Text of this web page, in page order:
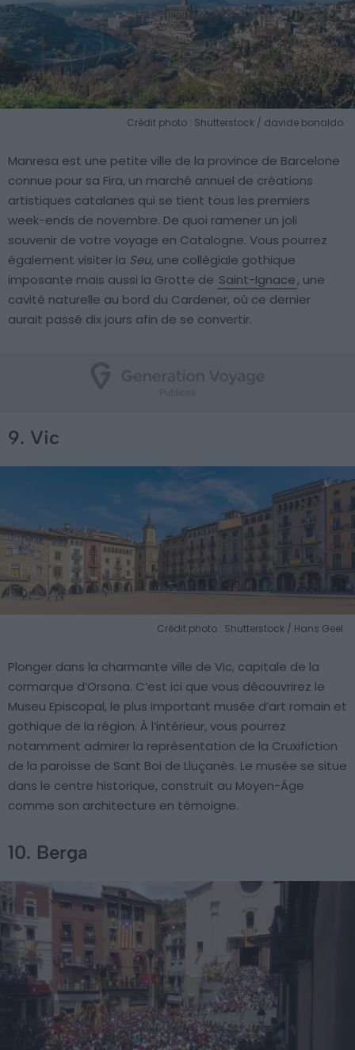
Crédit photo : Shutterstock / davide bonaldo
Manresa est une petite ville de la province de Barcelone
connue pour sa Fira, un marché annuel de créations
artistiques catalanes qui se tient tous les premiers
week-ends de novembre. De quoi ramener un joli
souvenir de votre voyage en Catalogne. Vous pourrez
également visiter la Seu, une collègiale gothique
imposante mais aussi la Grotte de Saint-Ignace, une
cavité naturelle au bord du Cardener, où ce dernier
aurait passé dix jours afin de se convertir.
9. Vic
Crédit photo : Shutterstock / Hans Geel
Plonger dans la charmante ville de Vic, capitale de la
cormarque d’Orsona. C’est ici que vous découvrirez le
Museu Episcopal, le plus important musée d’art romain et
gothique de la région. À l’intérieur, vous pourrez
notamment admirer la représentation de la Cruxifiction
de la paroisse de Sant Boi de Lluçanès. Le musée se situe
dans le centre historique, construit au Moyen-Âge
comme son architecture en témoigne.
10. Berga